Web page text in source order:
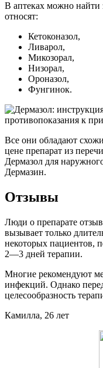
В аптеках можно
относят:
Кетоконазол,
Ливарол,
Микозорал,
Низорал,
Ороназол,
Фунгинок.
Все они обладают
цене препарат из
Дермазол для
Дермазин.
Отзывы
Люди о препарате
вызывает только
некоторых пациентов,
2—3 дней терапии.
Многие рекомендуют
инфекций. Однако
целесообразность
Камилла, 26 лет